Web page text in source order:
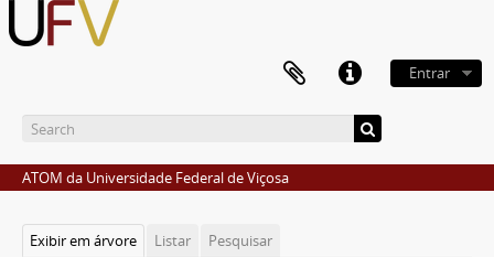
Entrar
ATOM da Universidade Federal de Viçosa
Exibir em árvore Listar Pesquisar